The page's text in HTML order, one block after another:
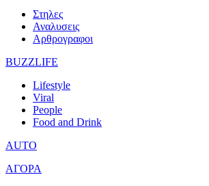
Στηλες
Αναλυσεις
Αρθρογραφοι
BUZZLIFE
Lifestyle
Viral
People
Food and Drink
AUTO
ΑΓΟΡΑ